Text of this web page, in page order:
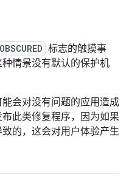
标志的触摸事
情景没有默认的保护机
会对没有问题的应用造成
此类修复程序，因为如果
的，这会对用户体验产生